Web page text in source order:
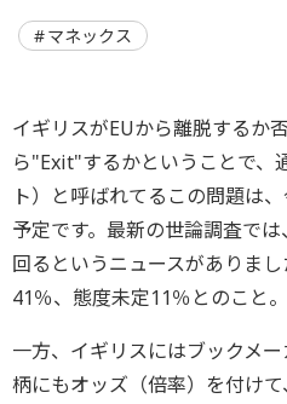
マネックス
イギリスがEUから離脱するか
ら"Exit"するかということで
ト）と呼ばれてるこの問題は
予定です。最新の世論調査で
回るというニュースがありま
41％、態度未定11％とのこと
一方、イギリスにはブックメ
柄にもオッズ（倍率）を付け